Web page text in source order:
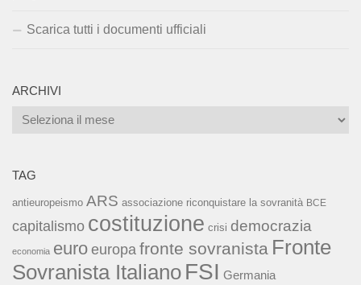
Scarica tutti i documenti ufficiali
ARCHIVI
Archivi
TAG
antieuropeismo ARS associazione riconquistare la sovranità BCE
capitalismo costituzione crisi democrazia
economia euro europa fronte sovranista Fronte
Sovranista Italiano FSI Germania